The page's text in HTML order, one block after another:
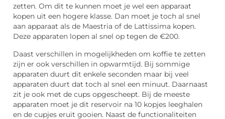
zetten. Om dit te kunnen moet je wel een apparaat
kopen uit een hogere klasse. Dan moet je toch al snel
aan apparaat als de Maestria of de Lattissima kopen.
Deze apparaten lopen al snel op tegen de €200.
Daast verschillen in mogelijkheden om koffie te zetten
zijn er ook verschillen in opwarmtijd. Bij sommige
apparaten duurt dit enkele seconden maar bij veel
apparaten duurt dat toch al snel een minuut. Daarnaast
zit je ook met de cups opgescheept. Bij de meeste
apparaten moet je dit reservoir na 10 kopjes leeghalen
en de cupjes eruit gooien. Naast de functionaliteiten